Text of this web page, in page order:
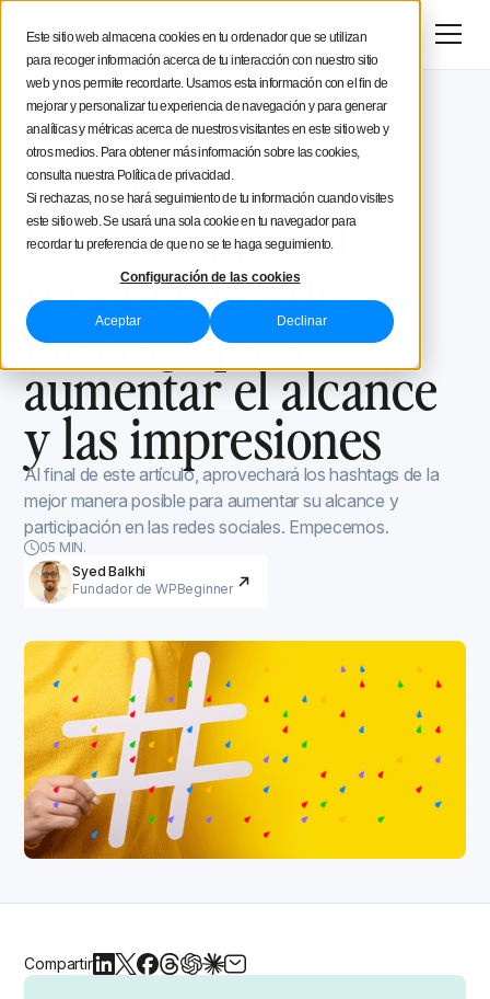
Este sitio web almacena cookies en tu ordenador que se utilizan
para recoger información acerca de tu interacción con nuestro sitio
web y nos permite recordarte. Usamos esta información con el fin de
mejorar y personalizar tu experiencia de navegación y para generar
analíticas y métricas acerca de nuestros visitantes en este sitio web y
otros medios. Para obtener más información sobre las cookies,
consulta nuestra Política de privacidad.
Si rechazas, no se hará seguimiento de tu información cuando visites
este sitio web. Se usará una sola cookie en tu navegador para
recordar tu preferencia de que no se te haga seguimiento.
Configuración de las cookies
Aceptar Declinar
Prueba gratis
Menú
Estratégia social media
Consejos de creación
Blog de Iconosquare Consejos pro Instagram
Consejos pro Instagram
February 8, 2024
Actualizado elFebruary 8, 2024
Estrategia de
seguimiento del
rendimiento de los
hashtags para
aumentar el alcance
y las impresiones
Al final de este artículo, aprovechará los hashtags de la
mejor manera posible para aumentar su alcance y
participación en las redes sociales. Empecemos.
05 MIN.
Syed Balkhi
Fundador de WPBeginner
Compartir